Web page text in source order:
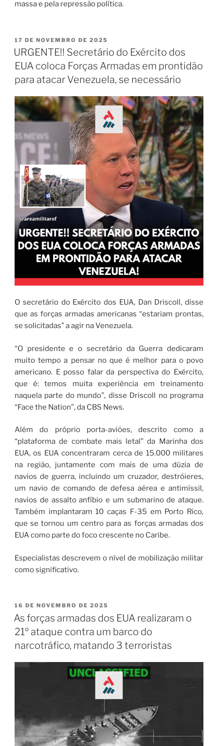
massa e pela repressão política.
17 DE NOVEMBRO DE 2025
URGENTE!! Secretário do Exército dos
EUA coloca Forças Armadas em prontidão
para atacar Venezuela, se necessário
O secretário do Exército dos EUA, Dan Driscoll, disse
que as forças armadas americanas “estariam prontas,
se solicitadas” a agir na Venezuela.
“O presidente e o secretário da Guerra dedicaram
muito tempo a pensar no que é melhor para o povo
americano. E posso falar da perspectiva do Exército,
que é: temos muita experiência em treinamento
naquela parte do mundo”, disse Driscoll no programa
“Face the Nation”, da CBS News.
Além do próprio porta-aviões, descrito como a
“plataforma de combate mais letal” da Marinha dos
EUA, os EUA concentraram cerca de 15.000 militares
na região, juntamente com mais de uma dúzia de
navios de guerra, incluindo um cruzador, destróieres,
um navio de comando de defesa aérea e antimíssil,
navios de assalto anfíbio e um submarino de ataque.
Também implantaram 10 caças F-35 em Porto Rico,
que se tornou um centro para as forças armadas dos
EUA como parte do foco crescente no Caribe.
Especialistas descrevem o nível de mobilização militar
como significativo.
16 DE NOVEMBRO DE 2025
As forças armadas dos EUA realizaram o
21º ataque contra um barco do
narcotráfico, matando 3 terroristas